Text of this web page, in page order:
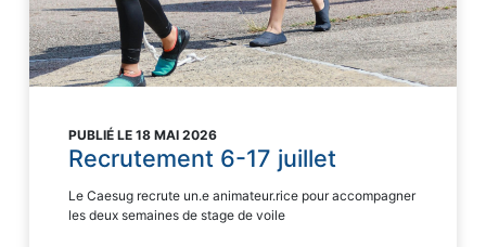
PUBLIÉ LE 18 MAI 2026
Recrutement 6-17 juillet
Le Caesug recrute un.e animateur.rice pour accompagner
les deux semaines de stage de voile